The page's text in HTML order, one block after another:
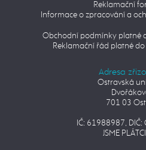
Reklamační
Informace o zpracování a
Obchodní podmínky platné
Reklamační řád platné
Adresa
Ostravská
701 03
IČ: 61988987,
JSME